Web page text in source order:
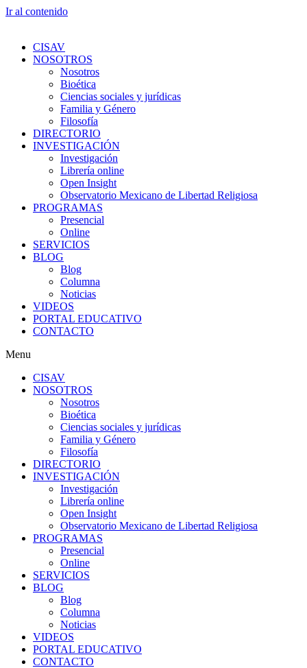
Ir al contenido
CISAV
NOSOTROS
Nosotros
Bioética
Ciencias sociales y jurídicas
Familia y Género
Filosofía
DIRECTORIO
INVESTIGACIÓN
Investigación
Librería online
Open Insight
Observatorio Mexicano de Libertad Religiosa
PROGRAMAS
Presencial
Online
SERVICIOS
BLOG
Blog
Columna
Noticias
VIDEOS
PORTAL EDUCATIVO
CONTACTO
Menu
CISAV
NOSOTROS
Nosotros
Bioética
Ciencias sociales y jurídicas
Familia y Género
Filosofía
DIRECTORIO
INVESTIGACIÓN
Investigación
Librería online
Open Insight
Observatorio Mexicano de Libertad Religiosa
PROGRAMAS
Presencial
Online
SERVICIOS
BLOG
Blog
Columna
Noticias
VIDEOS
PORTAL EDUCATIVO
CONTACTO